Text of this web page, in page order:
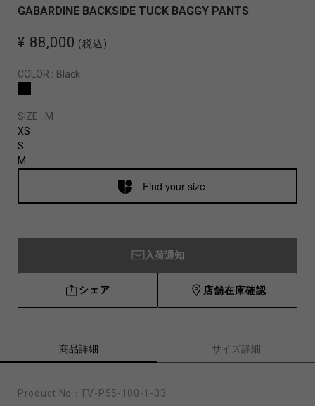
GABARDINE BACKSIDE TUCK BAGGY PANTS
¥ 88,000 (税込)
COLOR : Black
SIZE : M
XS
S
M
Find your size
入荷通知
シェア 店舗在庫確認
商品詳細 サイズ詳細
Product No： FV-P55-100-1-03